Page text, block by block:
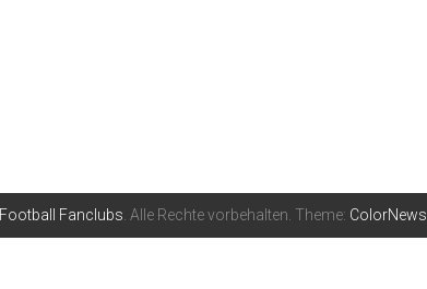
Fanclubs . Alle Rechte vorbehalten. Theme: ColorNews